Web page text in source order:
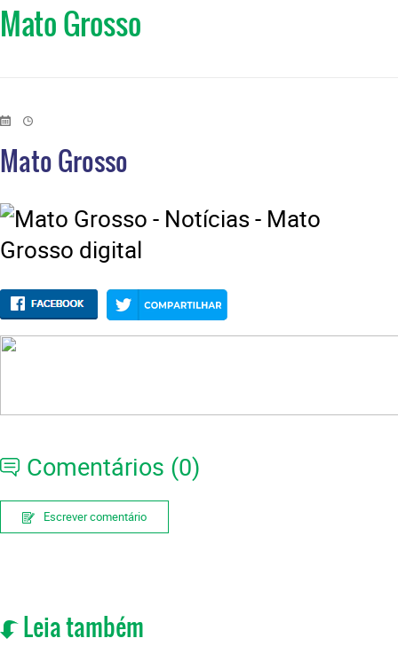
Mato Grosso
Mato Grosso
Comentários (0)
Escrever comentário
Leia também